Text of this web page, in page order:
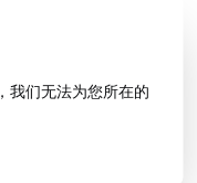
我们无法为您所在的